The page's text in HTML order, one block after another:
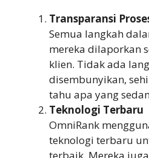
Transparansi
Semua langkah
mereka dilaporkan
klien. Tidak ada
disembunyikan,
tahu apa yang
Teknologi Terbaru
OmniRank
teknologi terbaru
terbaik. Mereka